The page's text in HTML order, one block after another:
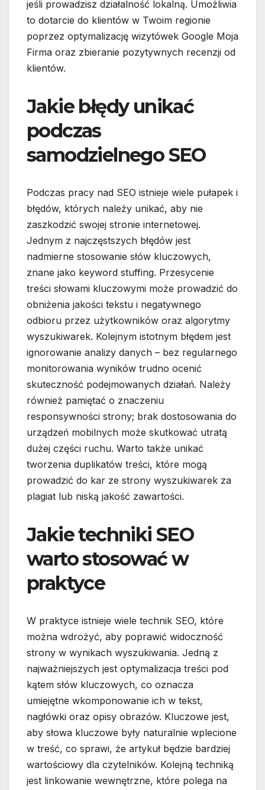
jeśli prowadzisz działalność lokalną. Umożliwia
to dotarcie do klientów w Twoim regionie
poprzez optymalizację wizytówek Google Moja
Firma oraz zbieranie pozytywnych recenzji od
klientów.
Jakie błędy unikać
podczas
samodzielnego SEO
Podczas pracy nad SEO istnieje wiele pułapek i
błędów, których należy unikać, aby nie
zaszkodzić swojej stronie internetowej.
Jednym z najczęstszych błędów jest
nadmierne stosowanie słów kluczowych,
znane jako keyword stuffing. Przesycenie
treści słowami kluczowymi może prowadzić do
obniżenia jakości tekstu i negatywnego
odbioru przez użytkowników oraz algorytmy
wyszukiwarek. Kolejnym istotnym błędem jest
ignorowanie analizy danych – bez regularnego
monitorowania wyników trudno ocenić
skuteczność podejmowanych działań. Należy
również pamiętać o znaczeniu
responsywności strony; brak dostosowania do
urządzeń mobilnych może skutkować utratą
dużej części ruchu. Warto także unikać
tworzenia duplikatów treści, które mogą
prowadzić do kar ze strony wyszukiwarek za
plagiat lub niską jakość zawartości.
Jakie techniki SEO
warto stosować w
praktyce
W praktyce istnieje wiele technik SEO, które
można wdrożyć, aby poprawić widoczność
strony w wynikach wyszukiwania. Jedną z
najważniejszych jest optymalizacja treści pod
kątem słów kluczowych, co oznacza
umiejętne wkomponowanie ich w tekst,
nagłówki oraz opisy obrazów. Kluczowe jest,
aby słowa kluczowe były naturalnie wplecione
w treść, co sprawi, że artykuł będzie bardziej
wartościowy dla czytelników. Kolejną techniką
jest linkowanie wewnętrzne, które polega na